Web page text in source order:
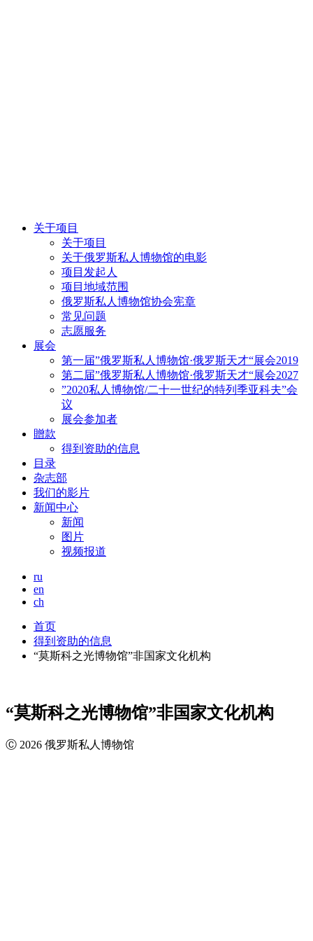
关于项目
关于项目
关于俄罗斯私人博物馆的电影
项目发起人
项目地域范围
俄罗斯私人博物馆协会宪章
常见问题
志愿服务
展会
第一届”俄罗斯私人博物馆·俄罗斯天才“展会2019
第二届”俄罗斯私人博物馆·俄罗斯天才“展会2027
”2020私人博物馆/二十一世纪的特列季亚科夫”会
议
展会参加者
贈款
得到资助的信息
目录
杂志部
我们的影片
新闻中心
新闻
图片
视频报道
ru
en
ch
首页
得到资助的信息
“莫斯科之光博物馆”非国家文化机构
“莫斯科之光博物馆”非国家文化机构
Ⓒ 2026 俄罗斯私人博物馆